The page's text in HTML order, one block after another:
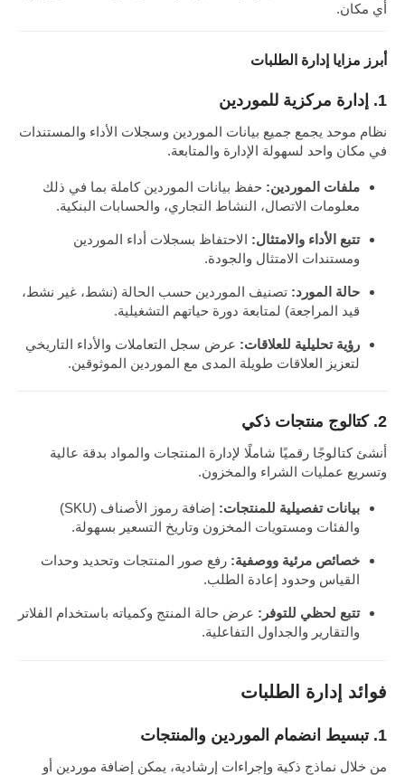
أي مكان.
أبرز مزايا إدارة الطلبات
1. إدارة مركزية للموردين
نظام موحد يجمع جميع بيانات الموردين وسجلات الأداء والمستندات
في مكان واحد لسهولة الإدارة والمتابعة.
ملفات الموردين: حفظ بيانات الموردين كاملة بما في ذلك
معلومات الاتصال، النشاط التجاري، والحسابات البنكية.
تتبع الأداء والامتثال: الاحتفاظ بسجلات أداء الموردين
ومستندات الامتثال والجودة.
حالة المورد: تصنيف الموردين حسب الحالة (نشط، غير نشط،
قيد المراجعة) لمتابعة دورة حياتهم التشغيلية.
رؤية تحليلية للعلاقات: عرض سجل التعاملات والأداء التاريخي
لتعزيز العلاقات طويلة المدى مع الموردين الموثوقين.
2. كتالوج منتجات ذكي
أنشئ كتالوجًا رقميًا شاملًا لإدارة المنتجات والمواد بدقة عالية
وتسريع عمليات الشراء والمخزون.
بيانات تفصيلية للمنتجات:
إضافة رموز الأصناف (SKU)
والفئات ومستويات المخزون وتاريخ التسعير بسهولة.
خصائص مرئية ووصفية: رفع صور المنتجات وتحديد وحدات
القياس وحدود إعادة الطلب.
تتبع لحظي للتوفر: عرض حالة المنتج وكمياته باستخدام الفلاتر
والتقارير والجداول التفاعلية.
فوائد إدارة الطلبات
1. تبسيط انضمام الموردين والمنتجات
من خلال نماذج ذكية وإجراءات إرشادية، يمكن إضافة موردين أو